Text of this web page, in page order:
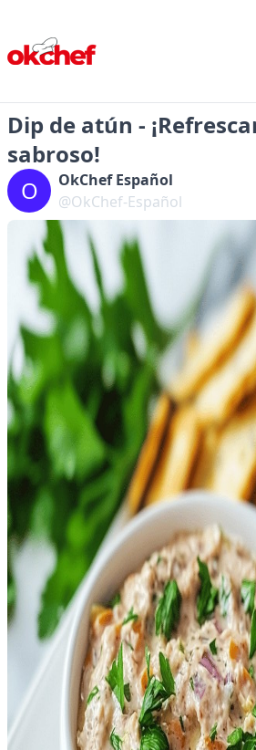
Dip de atún -
sabroso!
O
OkChef Español
@OkChef-Español